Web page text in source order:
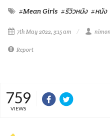
#Mean Girls #รีวิวหนัง #หนัง
7th May 2022, 3:15 am nimon
Report
759
VIEWS